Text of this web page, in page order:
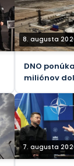
8. augusta
DNO
miliónov
Genel
spoločnosti
7. augusta